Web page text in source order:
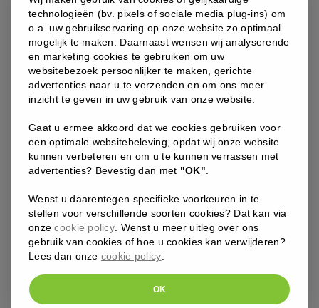
ADVANCED NUTRITION PROGRAMME
ANP – SKIN YOUTH BIOME 60 CAPS
een unieke combinatie van goede bacteriën en vitamine C
voor gezonde darmen en een gezonde huid
67 ,00€
anp
-
SKIN
caps
aantal
technologieën (bv. pixels of sociale media plug-ins) om
o.a. uw gebruikservaring op onze website zo optimaal
mogelijk te maken. Daarnaast wensen wij analyserende
en marketing cookies te gebruiken om uw
websitebezoek persoonlijker te maken, gerichte
advertenties naar u te verzenden en om ons meer
inzicht te geven in uw gebruik van onze website.
Gaat u ermee akkoord dat we cookies gebruiken voor
een optimale websitebeleving, opdat wij onze website
kunnen verbeteren en om u te kunnen verrassen met
advertenties? Bevestig dan met "OK"
Wenst u daarentegen specifieke voorkeuren in te
stellen voor verschillende soorten cookies? Dat kan via
onzecookie policy . Wenst u meer uitleg over ons
gebruik van cookies of hoe u cookies kan verwijderen?
Lees dan onze cookie policy
OK